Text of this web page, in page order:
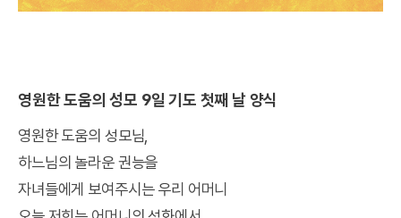
영원한 도움의 성모 9일 기도 첫째 날 양식
영원한 도움의 성모님,
하느님의 놀라운 권능을
자녀들에게 보여주시는 우리 어머니